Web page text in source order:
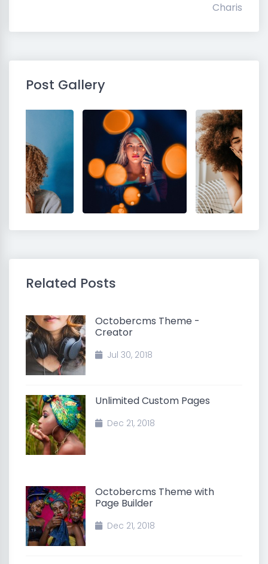
Charis
Post Gallery
Related Posts
Octobercms Theme -
Creator
Jul 30, 2018
Unlimited Custom Pages
Dec 21, 2018
Octobercms Theme with
Page Builder
Dec 21, 2018